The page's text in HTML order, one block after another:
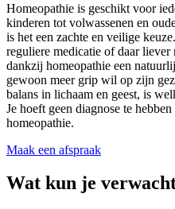
Homeopathie is geschikt voor
kinderen tot volwassenen en
is het een zachte en veilige
reguliere medicatie of daar
dankzij homeopathie een
gewoon meer grip wil op zijn
balans in lichaam en geest, is
Je hoeft geen diagnose te
homeopathie.
Maak een afspraak
Wat kun je